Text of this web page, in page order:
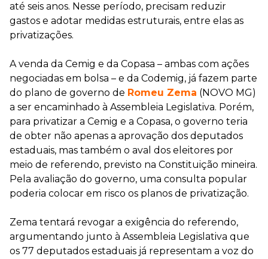
até seis anos. Nesse período, precisam reduzir
gastos e adotar medidas estruturais, entre elas as
privatizações.
A venda da Cemig e da Copasa – ambas com ações
negociadas em bolsa – e da Codemig, já fazem parte
do plano de governo de Romeu Zema (NOVO MG)
a ser encaminhado à Assembleia Legislativa. Porém,
para privatizar a Cemig e a Copasa, o governo teria
de obter não apenas a aprovação dos deputados
estaduais, mas também o aval dos eleitores por
meio de referendo, previsto na Constituição mineira.
Pela avaliação do governo, uma consulta popular
poderia colocar em risco os planos de privatização.
Zema tentará revogar a exigência do referendo,
argumentando junto à Assembleia Legislativa que
os 77 deputados estaduais já representam a voz do